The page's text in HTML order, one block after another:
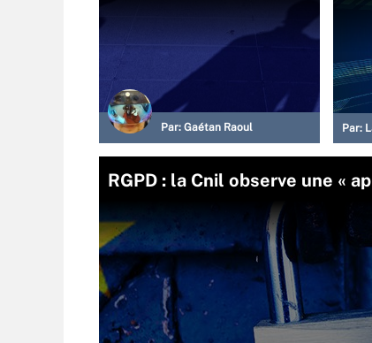
Par: Gaétan Raoul Par:
RGPD : la Cnil observe une «